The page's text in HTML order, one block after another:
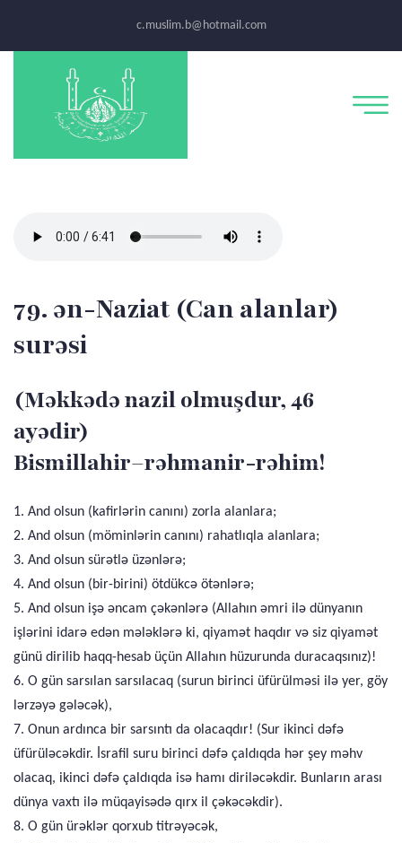
c.muslim.b@hotmail.com
79. ən-Naziat (Can alanlar)
surəsi
(Məkkədə nazil olmuşdur, 46
ayədir)
Bismillahir–rəhmanir-rəhim!
1. And olsun (kafirlərin canını) zorla alanlara;
2. And olsun (möminlərin canını) rahatlıqla alanlara;
3. And olsun sürətlə üzənlərə;
4. And olsun (bir-birini) ötdükcə ötənlərə;
5. And olsun işə əncam çəkənlərə (Allahın əmri ilə dünyanın
işlərini idarə edən mələklərə ki, qiyamət haqdır və siz qiyamət
günü dirilib haqq-hesab üçün Allahın hüzurunda duracaqsınız)!
6. O gün sarsılan sarsılacaq (surun birinci üfürülməsi ilə yer, göy
lərzəyə gələcək),
7. Onun ardınca bir sarsıntı da olacaqdır! (Sur ikinci dəfə
üfürüləcəkdir. İsrafil suru birinci dəfə çaldıqda hər şey məhv
olacaq, ikinci dəfə çaldıqda isə hamı diriləcəkdir. Bunların arası
dünya vaxtı ilə müqayisədə qırx il çəkəcəkdir).
8. O gün ürəklər qorxub titrəyəcək,